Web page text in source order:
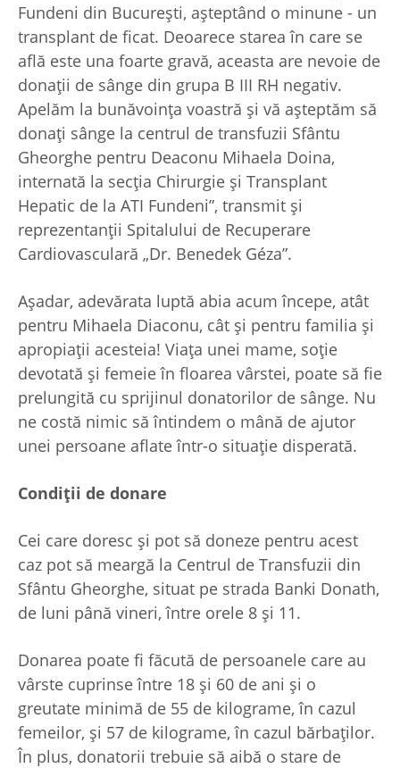
Fundeni din București, așteptând o minune - un
transplant de ficat. Deoarece starea în care se
află este una foarte gravă, aceasta are nevoie de
donații de sânge din grupa B III RH negativ.
Apelăm la bunăvoința voastră și vă așteptăm să
donați sânge la centrul de transfuzii Sfântu
Gheorghe pentru Deaconu Mihaela Doina,
internată la secția Chirurgie și Transplant
Hepatic de la ATI Fundeni”, transmit și
reprezentanții Spitalului de Recuperare
Cardiovasculară „Dr. Benedek Géza”.
Așadar, adevărata luptă abia acum începe, atât
pentru Mihaela Diaconu, cât și pentru familia și
apropiații acesteia! Viața unei mame, soție
devotată și femeie în floarea vârstei, poate să fie
prelungită cu sprijinul donatorilor de sânge. Nu
ne costă nimic să întindem o mână de ajutor
unei persoane aflate într-o situație disperată.
Condiții de donare
Cei care doresc și pot să doneze pentru acest
caz pot să meargă la Centrul de Transfuzii din
Sfântu Gheorghe, situat pe strada Banki Donath,
de luni până vineri, între orele 8 și 11.
Donarea poate fi făcută de persoanele care au
vârste cuprinse între 18 și 60 de ani și o
greutate minimă de 55 de kilograme, în cazul
femeilor, și 57 de kilograme, în cazul bărbaților.
În plus, donatorii trebuie să aibă o stare de